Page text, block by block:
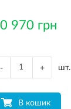
970 грн
- + шт.
В кошик